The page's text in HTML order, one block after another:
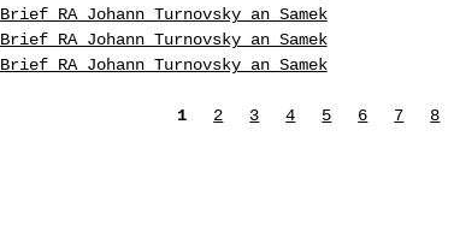
Brief RA Johann Turnovsky an Samek
Brief RA Johann Turnovsky an Samek
Brief RA Johann Turnovsky an Samek
1 2 3 4 5 6 7 8